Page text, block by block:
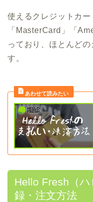
使えるクレジットカー
「MasterCard」「
っており、ほとんど
す。
Hello Fresh（
録・注文方法